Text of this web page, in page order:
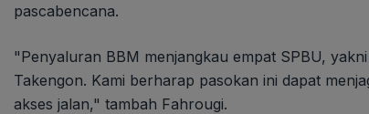
pascabencana.
"Penyaluran BBM menjangkau empat SPBU,
Takengon. Kami berharap pasokan ini dapat
akses jalan," tambah Fahrougi.